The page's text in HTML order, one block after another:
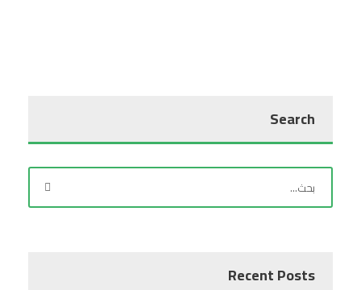
Search
Recent Posts